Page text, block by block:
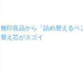
無印良品から「詰め替えるペ
替え芯がスゴイ